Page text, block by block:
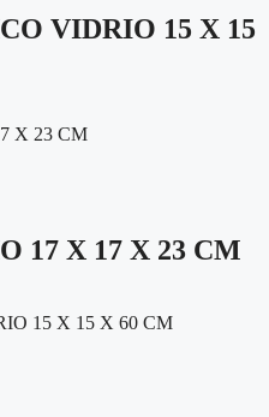
VIDRIO 15 X 15
17 X 17 X 23 CM